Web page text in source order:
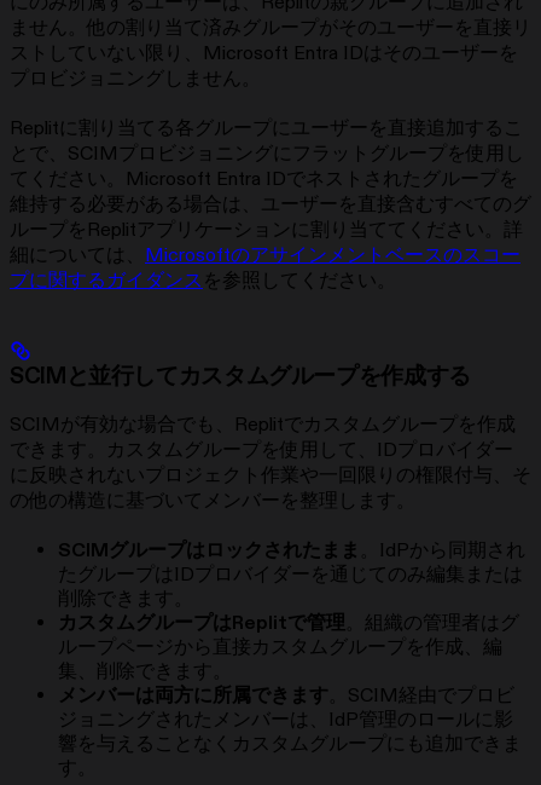
ません。他の割り当て済みグループがそのユーザーを直接リ
ストしていない限り、Microsoft Entra IDはそのユーザーを
プロビジョニングしません。
Replitに割り当てる各グループにユーザーを直接追加するこ
とで、SCIMプロビジョニングにフラットグループを使用し
てください。Microsoft Entra IDでネストされたグループを
維持する必要がある場合は、ユーザーを直接含むすべてのグ
ループをReplitアプリケーションに割り当ててください。詳
細については、 Microsoftのアサインメントベースのスコー
プに関するガイダンス を参照してください。
SCIMと並行してカスタムグループを作成する
SCIMが有効な場合でも、Replitでカスタムグループを作成
できます。カスタムグループを使用して、IDプロバイダー
に反映されないプロジェクト作業や一回限りの権限付与、そ
の他の構造に基づいてメンバーを整理します。
SCIMグループはロックされたまま
。IdPから同期され
たグループはIDプロバイダーを通じてのみ編集または
削除できます。
カスタムグループはReplitで管理 。組織の管理者はグ
ループページから直接カスタムグループを作成、編
集、削除できます。
メンバーは両方に所属できます 。SCIM経由でプロビ
ジョニングされたメンバーは、IdP管理のロールに影
響を与えることなくカスタムグループにも追加できま
す。